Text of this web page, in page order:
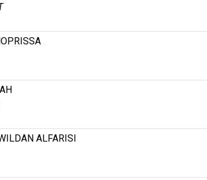
ALFARISI